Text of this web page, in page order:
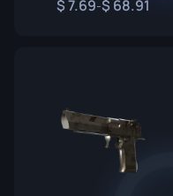
7.69- 68.91